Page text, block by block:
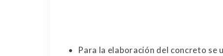
Para la elaboración del concreto